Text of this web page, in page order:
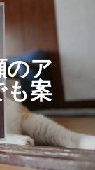
のア
も案